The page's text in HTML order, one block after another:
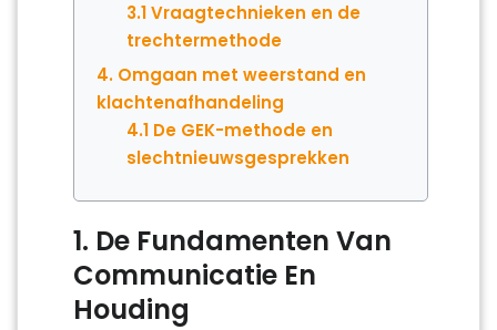
3.1 Vraagtechnieken en de
trechtermethode
4. Omgaan met weerstand en
klachtenafhandeling
4.1 De GEK-methode en
slechtnieuwsgesprekken
1. De Fundamenten Van
Communicatie En
Houding